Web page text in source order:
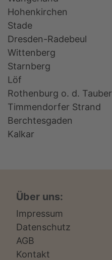
Hohenkirchen
Stade
Dresden-Radebeul
Wittenberg
Starnberg
Löf
Rothenburg o. d. Tauber
Timmendorfer Strand
Berchtesgaden
Kalkar
Über uns:
Impressum
Datenschutz
AGB
Kontakt